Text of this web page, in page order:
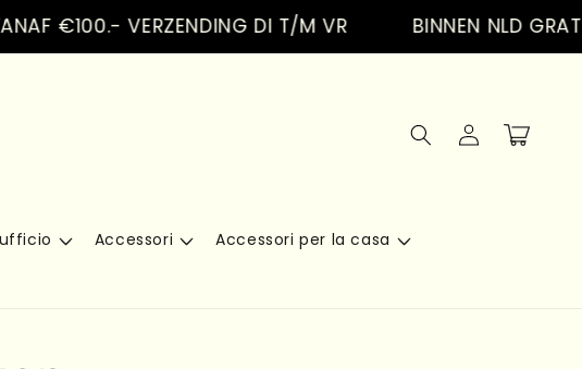
€100.- VERZENDING DI T/M VR BINNEN NLD GRATIS
Accessori Accessori per la casa
Accedi Carrello